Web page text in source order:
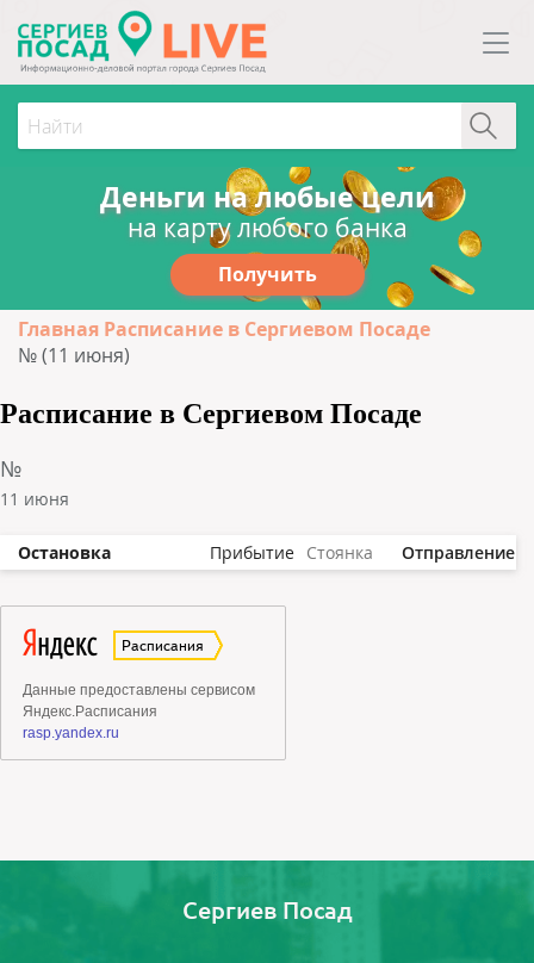
Деньги на любые цели
на карту любого банка
Получить
Главная Расписание в Сергиевом Посаде
№ (11 июня)
Расписание в Сергиевом Посаде
№
11 июня
Остановка Прибытие Стоянка Отправление
Сергиев Посад